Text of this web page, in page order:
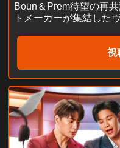
Boun＆Prem待望の再
トメーカーが集結した
視